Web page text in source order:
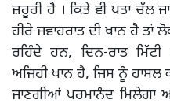
ਜ਼ਰੂਰੀ ਹੈ । ਕਿਤੇ ਵੀ ਪਤਾ ਚੱਲ
ਹੀਰੇ ਜਵਾਹਰਾਤ ਦੀ ਖਾਨ ਹੈ ਤਾਂ
ਰਹਿੰਦੇ ਹਨ, ਦਿਨ-ਰਾਤ
ਅਜਿਹੀ ਖਾਨ ਹੈ, ਜਿਸ ਨੂੰ
ਜਾਣਗੀਆਂ ਪਰਮਾਨੰਦ ਮਿਲੇਗਾ